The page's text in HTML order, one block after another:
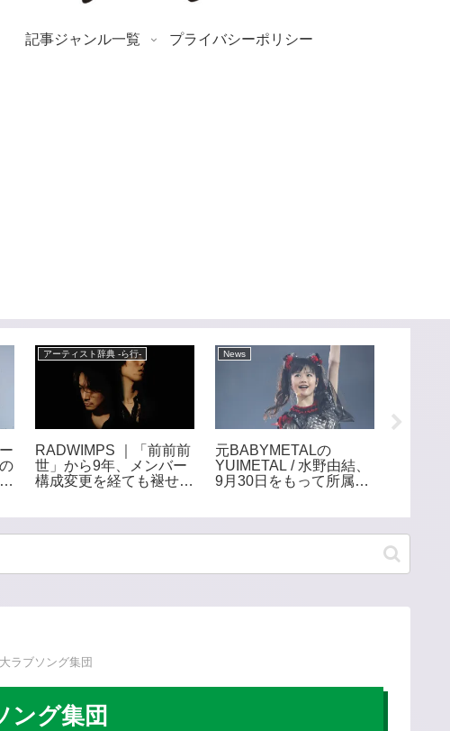
記事ジャンル一覧 プライバシーポリシー
アーティスト辞典 -ら行-
RADWIMPS ｜「前前前
世」から9年、メンバー
構成変更を経ても褪せな
News
元BABYMETALの
YUIMETAL / 水野由結、
9月30日をもって所属事
ラブソング集団
ング集団